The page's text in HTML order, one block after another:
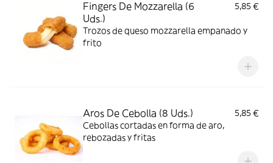
Fingers De Mozzarella (6
Uds.)
5,85 €
Trozos de queso mozzarella empanado y
frito
Aros De Cebolla (8 Uds.)
5,85 €
Cebollas cortadas en forma de aro,
rebozadas y fritas